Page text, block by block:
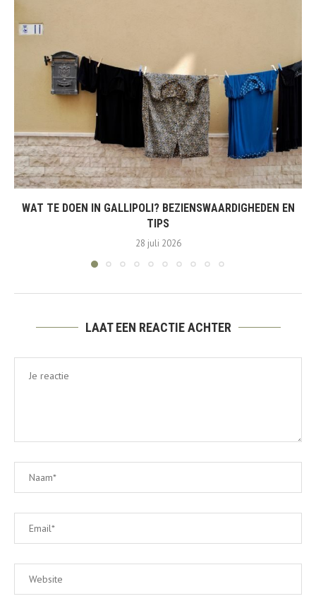
WAT TE DOEN IN GALLIPOLI? BEZIENSWAARDIGHEDEN EN
TIPS
28 juli 2026
LAAT EEN REACTIE ACHTER